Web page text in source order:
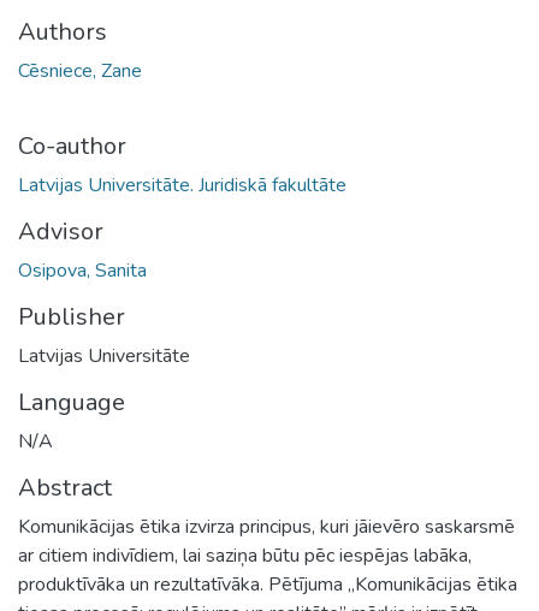
Authors
Cēsniece, Zane
Co-author
Latvijas Universitāte. Juridiskā fakultāte
Advisor
Osipova, Sanita
Publisher
Latvijas Universitāte
Language
N/A
Abstract
Komunikācijas ētika izvirza principus, kuri jāievēro saskarsmē
ar citiem indivīdiem, lai saziņa būtu pēc iespējas labāka,
produktīvāka un rezultatīvāka. Pētījuma „Komunikācijas ētika